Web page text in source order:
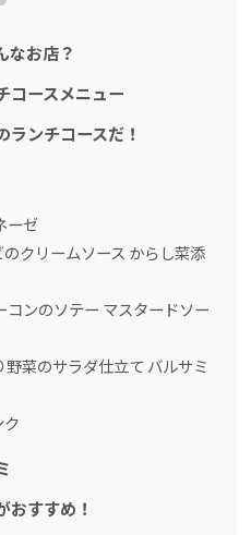
なお店？
コースメニュー
ランチコースだ！
ーゼ
クリームソース からし菜添
ンのソテー マスタードソー
菜のサラダ仕立て バルサミ
おすすめ！